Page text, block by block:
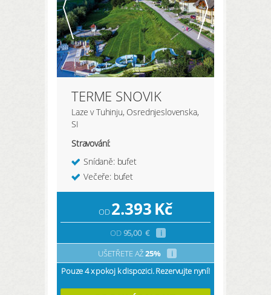
TERME SNOVIK
Laze v Tuhinju, Osrednjeslovenska,
SI
Stravování:
Snídaně: bufet
Večeře: bufet
OD2.393Kč
OD95,00 €
i
UŠETŘETE AŽ25%
i
Pouze 4 x pokoj k dispozici. Rezervujte nyní!